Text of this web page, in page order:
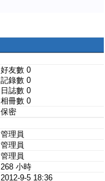
好友數 0
記錄數 0
日誌數 0
相冊數 0
保密
管理員
管理員
管理員
268 小時
2012-9-5 18:36